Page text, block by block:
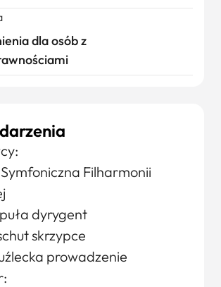
Filharmonii
dyrygent
skrzypce
prowadzenie
dla osób z